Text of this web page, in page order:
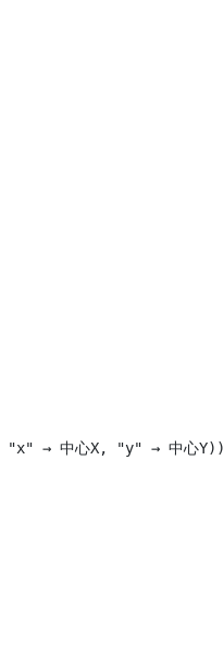
"x" → 中心X, "y" → 中心Y))